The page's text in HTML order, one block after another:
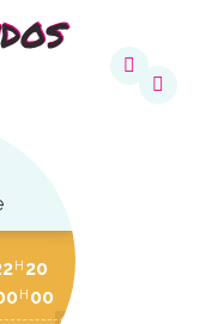
H 20
H 00